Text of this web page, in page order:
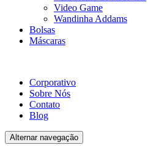
Video Game
Wandinha Addams
Bolsas
Máscaras
Corporativo
Sobre Nós
Contato
Blog
Alternar navegação